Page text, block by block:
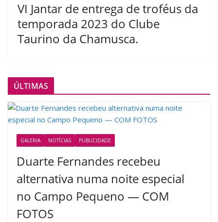
VI Jantar de entrega de troféus da
temporada 2023 do Clube
Taurino da Chamusca.
ÚLTIMAS
GALERIA NOTÍCIAS PUBLICIDADE
Duarte Fernandes recebeu
alternativa numa noite especial
no Campo Pequeno — COM
FOTOS